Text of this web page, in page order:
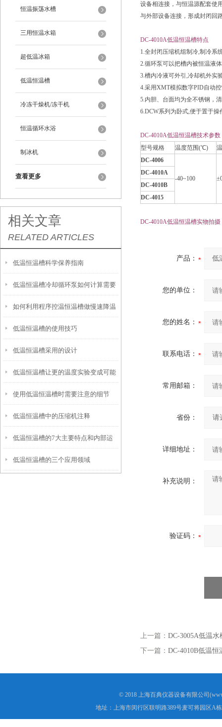
恒温振荡水槽
三用恒温水箱
超低温冰箱
低温恒温槽
冷冻干燥机/冻干机
恒温循环水浴
制冰机
查看更多
相关文章
RELATED ARTICLES
低温恒温槽科学保养指南
低温恒温槽冷却循环泵如何计算需要
的制冷或加热功率？
如何利用程序控温恒温槽做慢速降温
结晶实验
低温恒温槽的使用技巧
低温恒温槽采用的设计
低温恒温槽让更的温度实验变成可能
使用低温恒温槽时需要注意的细节
低温恒温槽中的压缩机注释
低温恒温槽的7大主要特点和内部运
行原理
低温恒温槽的三个应用领域
设备相连接，与恒温源配套使
与外部设备连接，形成封闭回
DC-4010A低温恒温槽特点
1.全封闭压缩机组制冷,制冷系
2.循环泵可以把槽内被恒温液
3.槽内冷液可外引,冷却机外实
4.采用XMT模拟数字PID自动
5.内胆、台面均为全不锈钢，
6.DCW系列为卧式,便于置于操
DC-4010A低温恒温槽技术参数
型号规格
温度范围(℃)
DC-4006
-40~100
DC-4010A
DC-4010B
DC-4015
DC-4010A低温恒温槽实物拍摄
产品：
您的单位：
您的姓名：
联系电话：
常用邮箱：
省份：
详细地址：
补充说明：
验证码：
上一篇： DC-3005A低温水
下一篇： DC-4010B低温恒
© 2018 上海百典仪器设备有限公司
地址：上海市闵行区联明路389号麦可将园区A